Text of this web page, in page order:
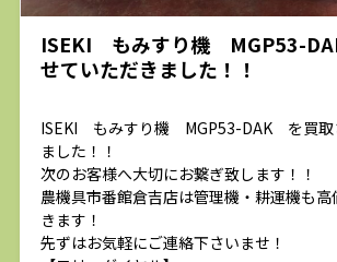
ISEKI もみすり機 MGP53-
せていただきました！！
ISEKI もみすり機 MGP53-DAK を買取
ました！！
次のお客様へ大切にお繋ぎ致します！！
農機具市番館倉吉店は管理機・耕運機も
きます！
先ずはお気軽にご連絡下さいませ！